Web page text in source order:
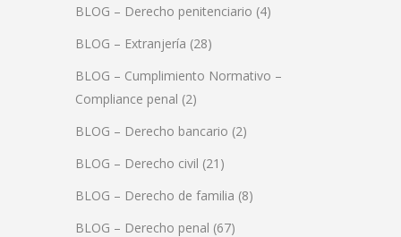
BLOG – Derecho penitenciario (4)
BLOG – Extranjería (28)
BLOG – Cumplimiento Normativo –
Compliance penal (2)
BLOG – Derecho bancario (2)
BLOG – Derecho civil (21)
BLOG – Derecho de familia (8)
BLOG – Derecho penal (67)